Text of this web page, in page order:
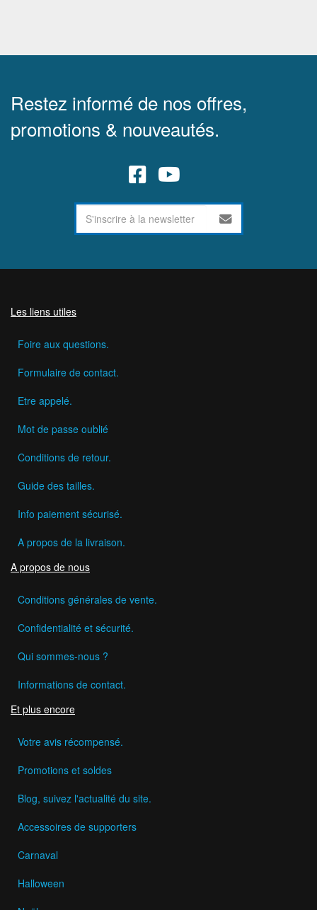
Restez informé de nos offres,
promotions & nouveautés.
Les liens utiles
Foire aux questions.
Formulaire de contact.
Etre appelé.
Mot de passe oublié
Conditions de retour.
Guide des tailles.
Info paiement sécurisé.
A propos de la livraison.
A propos de nous
Conditions générales de vente.
Confidentialité et sécurité.
Qui sommes-nous ?
Informations de contact.
Et plus encore
Votre avis récompensé.
Promotions et soldes
Blog, suivez l'actualité du site.
Accessoires de supporters
Carnaval
Halloween